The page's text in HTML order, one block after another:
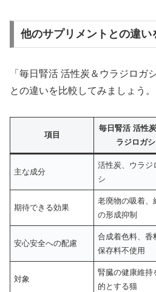
他のサプリメントとの違い
「毎日腎活 活性炭＆ウラジロガ
との違いを比較してみましょう。
項目
毎日腎活 活性
ラジロガシ
主な成分
活性炭、ウラジ
シ
期待できる効果
老廃物の吸着、
の形成抑制
安心安全への配慮
合成着色料、香
保存料不使用
対象
腎臓の健康維持
的とする猫